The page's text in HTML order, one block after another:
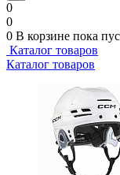
0
0
0 В корзине пока
Каталог товаров
Каталог товаров